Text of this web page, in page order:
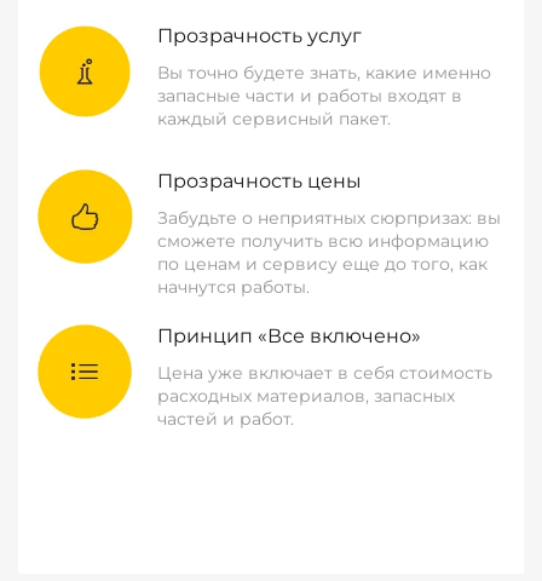
Прозрачность услуг
Вы точно будете знать, какие именно
запасные части и работы входят в
каждый сервисный пакет.
Прозрачность цены
Забудьте о неприятных сюрпризах: вы
сможете получить всю информацию
по ценам и сервису еще до того, как
начнутся работы.
Принцип «Все включено»
Цена уже включает в себя стоимость
расходных материалов, запасных
частей и работ.